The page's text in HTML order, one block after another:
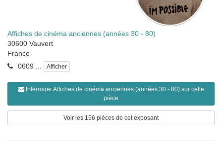
Affiches de cinéma anciennes (années 30 - 80)
30600 Vauvert
France
0609 ...
Afficher
Interroger Affiches de cinéma anciennes (années 30 - 80) sur cette
pièce
Voir les 156 pièces de cet exposant